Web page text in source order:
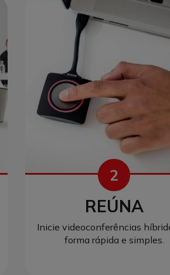
2
REÚNA
Inicie videoconferências
forma rápida e simples.